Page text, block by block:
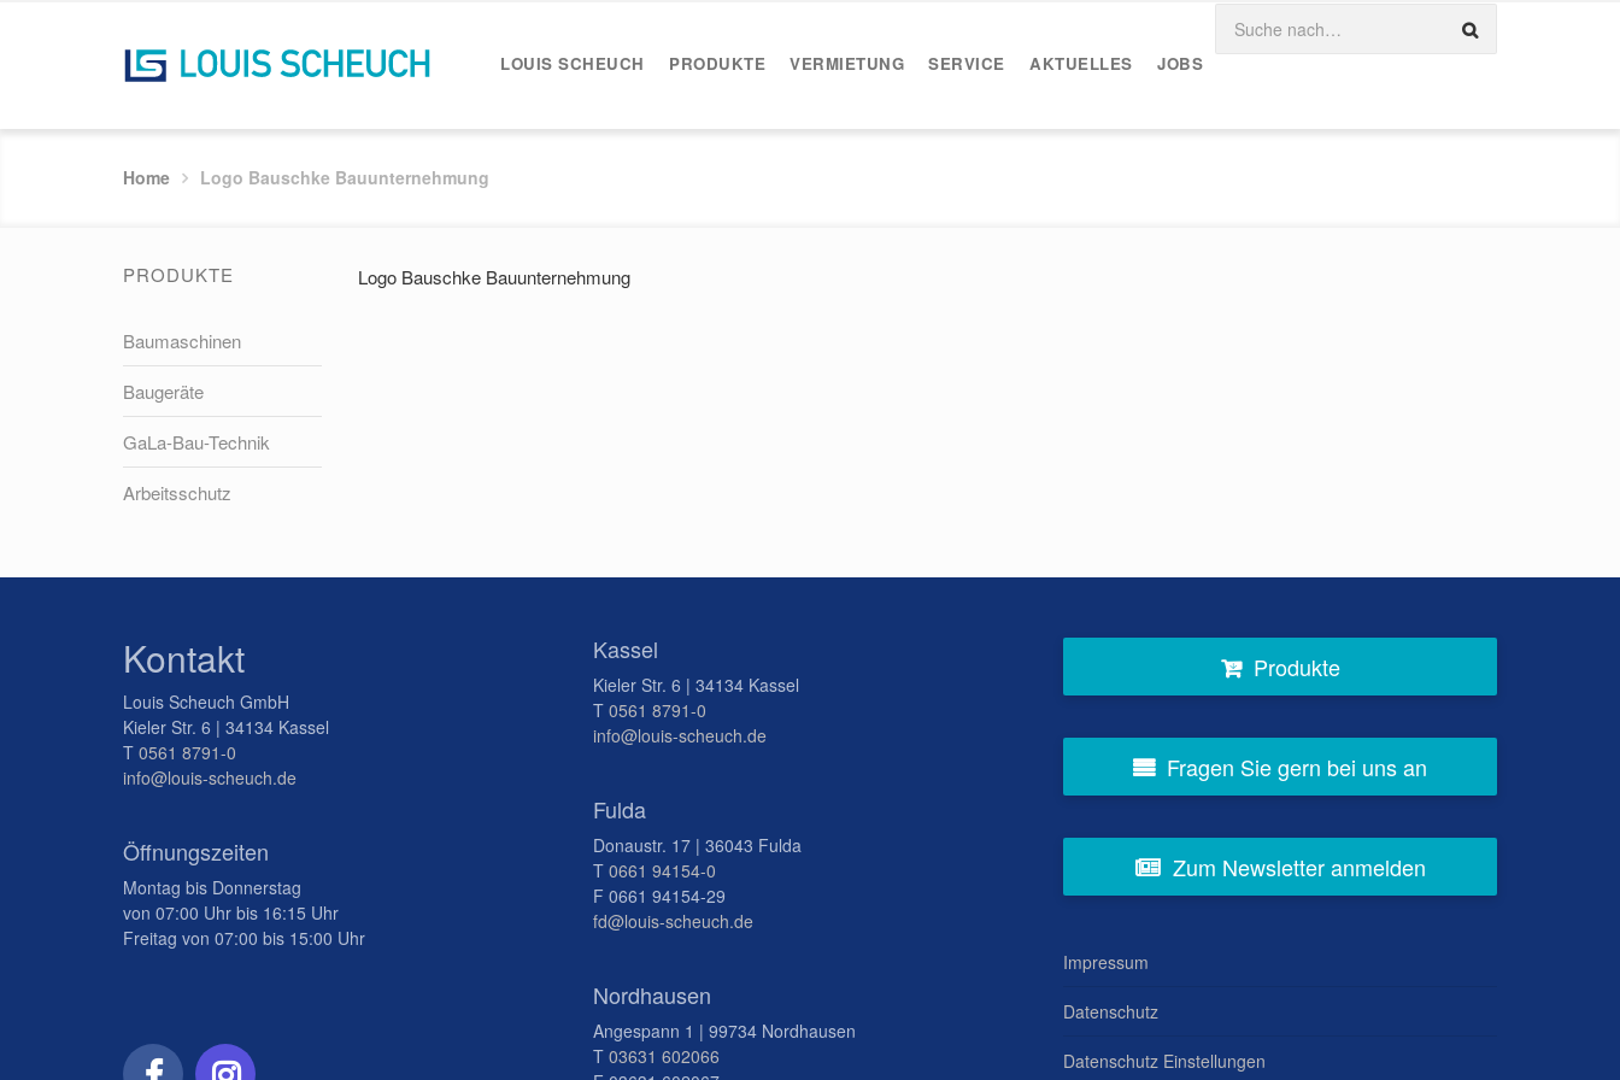
LOUIS SCHEUCH PRODUKTE VERMIETUNG SERVICE AKTUELLES JOBS
Home Logo Bauschke Bauunternehmung
PRODUKTE
Baumaschinen
Baugeräte
GaLa-Bau-Technik
Arbeitsschutz
Logo Bauschke Bauunternehmung
Kontakt
Louis Scheuch GmbH
Kieler Str. 6 | 34134 Kassel
T 0561 8791-0
info@louis-scheuch.de
Öffnungszeiten
Montag bis Donnerstag
von 07:00 Uhr bis 16:15 Uhr
Freitag von 07:00 bis 15:00 Uhr
Kassel
Kieler Str. 6 | 34134 Kassel
T 0561 8791-0
info@louis-scheuch.de
Fulda
Donaustr. 17 | 36043 Fulda
T 0661 94154-0
F 0661 94154-29
fd@louis-scheuch.de
Nordhausen
Angespann 1 | 99734 Nordhausen
T 03631 602066
Produkte
Fragen Sie gern bei uns an
Zum Newsletter anmelden
Impressum
Datenschutz
Datenschutz Einstellungen